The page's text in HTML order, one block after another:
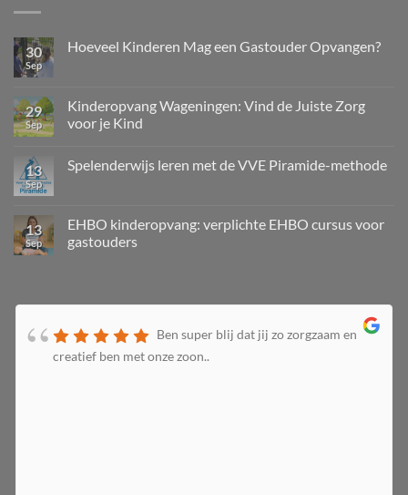
30
Sep
Hoeveel Kinderen Mag een Gastouder Opvangen?
29
Sep
Kinderopvang Wageningen: Vind de Juiste Zorg
voor je Kind
13
Sep
Spelenderwijs leren met de VVE Piramide-methode
13
Sep
EHBO kinderopvang: verplichte EHBO cursus voor
gastouders
Ben super blij dat jij zo zorgzaam en
creatief ben met onze zoon..